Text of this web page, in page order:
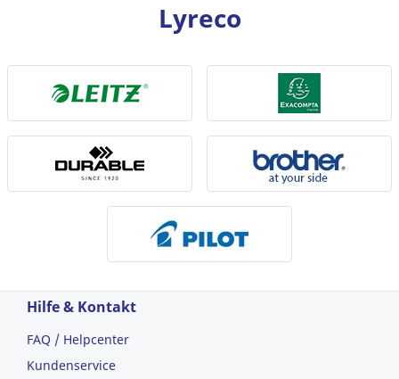
Lyreco
Hilfe & Kontakt
FAQ / Helpcenter
Kundenservice